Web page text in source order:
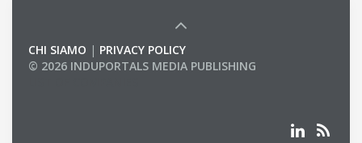
CHI SIAMO | PRIVACY POLICY
© 2026 INDUPORTALS MEDIA PUBLISHING